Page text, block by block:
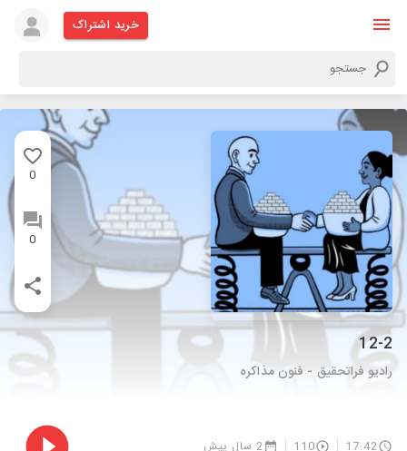
خرید اشتراک
0
0
12-2
رادیو فراتحقیق - فنون مذاکره
17:42
110 2 سال پیش